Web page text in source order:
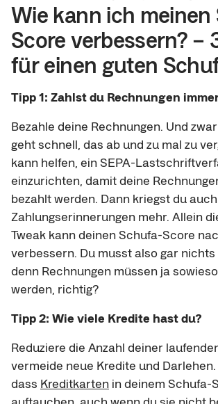
Wie kann ich meinen
Score verbessern? –
für einen guten
Tipp 1: Zahlst du Rechnungen
Bezahle deine Rechnungen. Und
geht schnell, das ab und zu mal zu
kann helfen, ein SEPA-
einzurichten, damit deine
bezahlt werden. Dann kriegst du
Zahlungserinnerungen mehr. Allein
Tweak kann deinen Schufa-Score
verbessern. Du musst also gar nichts
denn Rechnungen müssen ja
werden, richtig?
Tipp 2: Wie viele Kredite hast du?
Reduziere die Anzahl deiner
vermeide neue Kredite und Darlehen.
dass Kreditkarten in deinem Schufa-